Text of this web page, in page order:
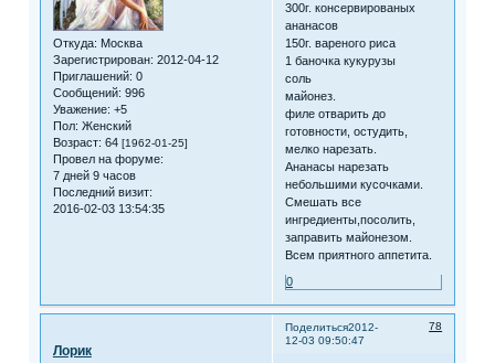
Откуда: Москва
Зарегистрирован: 2012-04-12
Приглашений: 0
Сообщений: 996
Уважение: +5
Пол: Женский
Возраст: 64 [1962-01-25]
Провел на форуме:
7 дней 9 часов
Последний визит:
2016-02-03 13:54:35
300г. консервированых
ананасов
150г. вареного риса
1 баночка кукурузы
соль
майонез.
филе отварить до
готовности, остудить,
мелко нарезать.
Ананасы нарезать
небольшими кусочками.
Смешать все
ингредиенты,посолить,
заправить майонезом.
Всем приятного аппетита.
0
Поделиться 78
2012-
12-03 09:50:47
Лорик